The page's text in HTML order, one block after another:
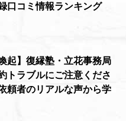
口コミ情報ランキング
起】復縁塾・立花事務局
トラブルにご注意くださ
頼者のリアルな声から学